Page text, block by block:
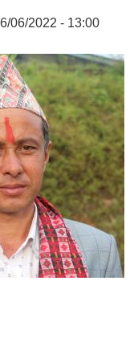
06/2022 - 13:00